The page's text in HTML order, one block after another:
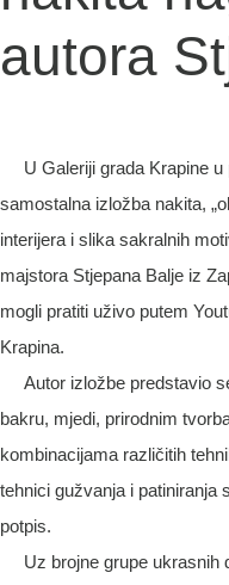
autora
U Galeriji grada Krapine u
samostalna izložba nakita,
interijera i slika sakralnih
majstora Stjepana Balje iz
mogli pratiti uživo putem
Krapina.
Autor izložbe predstavio
bakru, mjedi, prirodnim
kombinacijama različitih
tehnici gužvanja i patiniranja
potpis.
Uz brojne grupe ukrasnih